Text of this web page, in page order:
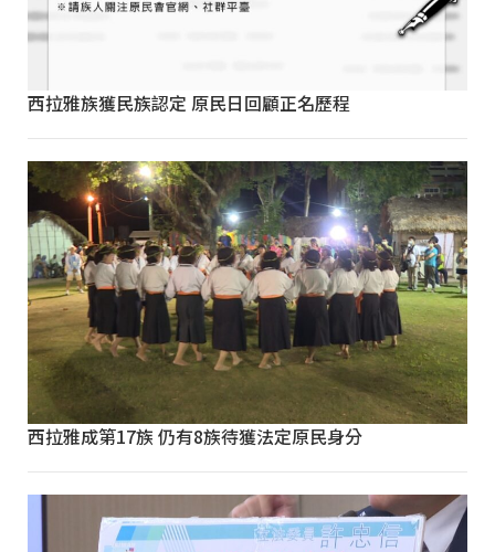
西拉雅族獲民族認定 原民日回顧正名歷程
西拉雅成第17族 仍有8族待獲法定原民身分